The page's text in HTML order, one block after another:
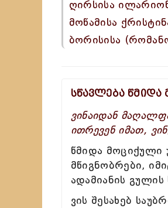
ღირსისა
მოწამისა
ბორისისა
სწავლება
ვინაიდან
ითრევენ იმათ,
წმიდა მოციქული
მწიგნობრები,
ადამიანის
ვის შესახებ